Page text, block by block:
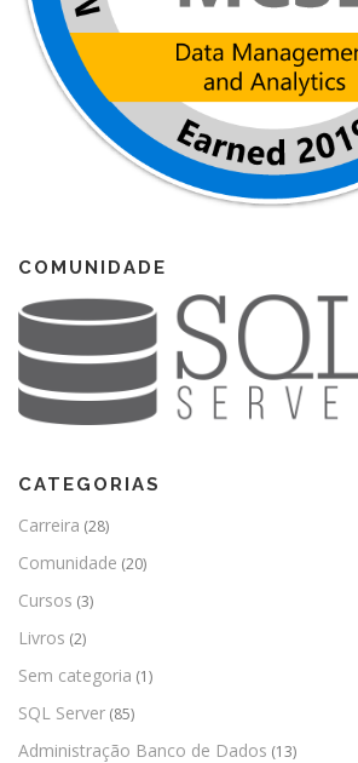
COMUNIDADE
CATEGORIAS
Carreira (28)
Comunidade (20)
Cursos (3)
Livros (2)
Sem categoria (1)
SQL Server (85)
Administração Banco de Dados (13)